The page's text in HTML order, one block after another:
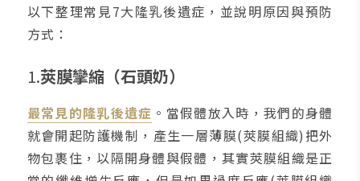
以下整理常見7大隆乳後遺症，並說明原因與預防
方式：
1.莢膜攣縮（石頭奶）
最常見的隆乳後遺症 。當假體放入時，我們的身體
就會開起防護機制，產生一層薄膜(莢膜組織)把外
物包裹住，以隔開身體與假體，其實莢膜組織是正